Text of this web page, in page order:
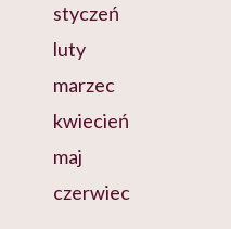
styczeń
luty
marzec
kwiecień
maj
czerwiec